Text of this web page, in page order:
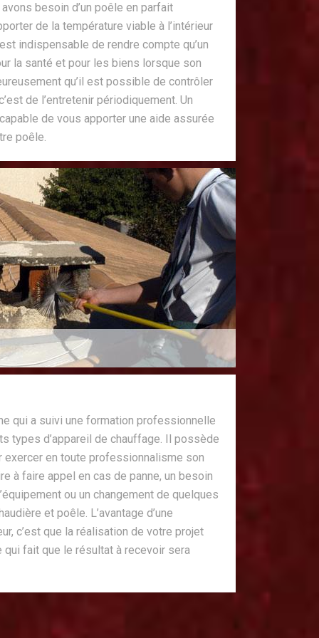
besoin d’un poêle en parfait
de la température viable à l’intérieur
indispensable de rendre compte qu’un
la santé et pour les biens lorsque son
qu’il est possible de contrôler
de l’entretenir périodiquement. Un
de vous apporter une aide assurée
poêle.
qui a suivi une formation professionnelle
types d’appareil de chauffage. Il possède
en toute professionnalisme son
à faire appel en cas de panne, un besoin
ou un changement de quelques
et poêle. L’avantage d’une
c’est que la réalisation de votre projet
qui fait que le résultat à recevoir sera